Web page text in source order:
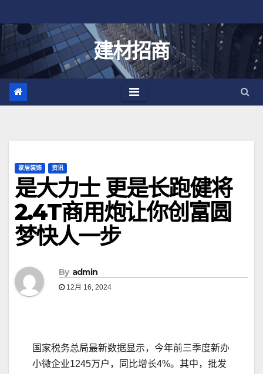
至
建材招商
家居装饰 资讯
是大力士 更是长跑健将
2.4T商用炮让你创富圆
梦快人一步
By admin
12月 16, 2024
国家税务总局最新数据显示，今年前三季度新办
小微企业1245万户，同比增长4%。其中，批发